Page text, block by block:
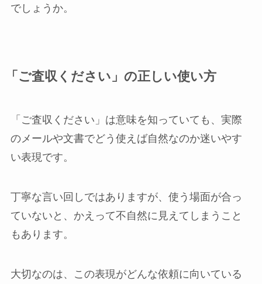
でしょうか。
「ご査収ください」の正しい使い方
「ご査収ください」は意味を知っていても、実際
のメールや文書でどう使えば自然なのか迷いやす
い表現です。
丁寧な言い回しではありますが、使う場面が合っ
ていないと、かえって不自然に見えてしまうこと
もあります。
大切なのは、この表現がどんな依頼に向いている